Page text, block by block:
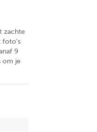
zachte
foto's
9
om je